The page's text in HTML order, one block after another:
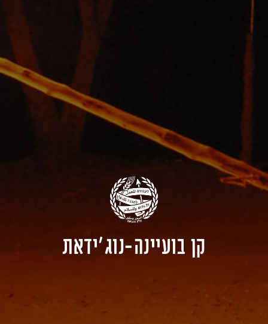
קן בועיינה-נוג'ידאת